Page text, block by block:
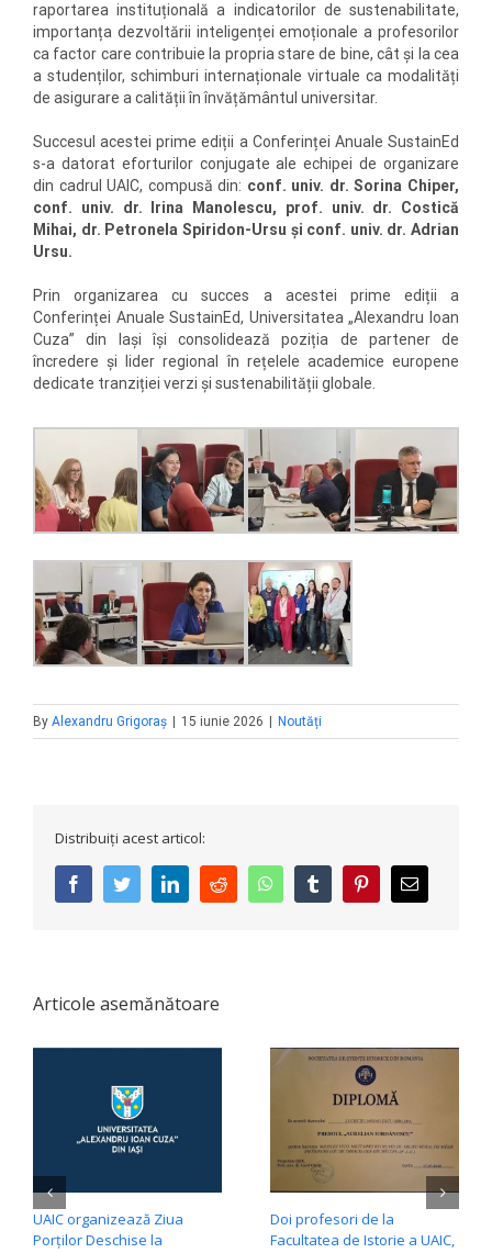
raportarea instituțională a indicatorilor de sustenabilitate,
importanța dezvoltării inteligenței emoționale a profesorilor
ca factor care contribuie la propria stare de bine, cât și la cea
a studenților, schimburi internaționale virtuale ca modalități
de asigurare a calității în învățământul universitar.
Succesul acestei prime ediții a Conferinței Anuale SustainEd
s-a datorat eforturilor conjugate ale echipei de organizare
din cadrul UAIC, compusă din: conf. univ. dr. Sorina Chiper,
conf. univ. dr. Irina Manolescu, prof. univ. dr. Costică
Mihai, dr. Petronela Spiridon-Ursu și conf. univ. dr. Adrian
Ursu.
Prin organizarea cu succes a acestei prime ediții a
Conferinței Anuale SustainEd, Universitatea „Alexandru Ioan
Cuza” din Iași își consolidează poziția de partener de
încredere și lider regional în rețelele academice europene
dedicate tranziției verzi și sustenabilității globale.
By Alexandru Grigoraș 15 iunie 2026 Noutăți
Distribuiți acest articol:
facebooktwitter linkedinreddit whatsapptumblr pinterestE-
mail:
Articole asemănătoare
UAIC organizează Ziua
Porților Deschise la
Doi profesori de la
Facultatea de Istorie a UAIC,